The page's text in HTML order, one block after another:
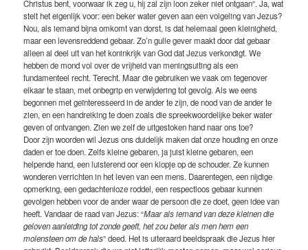
Christus bent, voorwaar ik zeg u, hij zal zijn loon zeker niet ontgaan”. Ja, wat
stelt het eigenlijk voor: een beker water geven aan een volgeling van Jezus?
Nou, als iemand bijna omkomt van dorst, is dat helemaal geen kleinigheid,
maar een levensreddend gebaar. Zo’n gulle gever maakt door dat gebaar
alleen al deel uit van het koninkrijk van God dat Jezus verkondigt. We
hebben de mond vol over de vrijheid van meningsuiting als een
fundamenteel recht. Terecht. Maar die gebruiken we vaak om tegenover
elkaar te staan, met onbegrip en verwijdering tot gevolg. Als we eens
begonnen met geïnteresseerd in de ander te zijn, de nood van de ander te
zien, en een handreiking te doen zoals die spreekwoordelijke beker water
geven of ontvangen. Zien we zelf de uitgestoken hand naar ons toe?
Door zijn woorden wil Jezus ons duidelijk maken dat onze houding en onze
daden er toe doen. Zelfs kleine gebaren, ja juist kleine gebaren, een
helpende hand, een luisterend oor een klopje op de schouder. Ze kunnen
wonderen verrichten in het leven van een mens. Daarentegen, een nijdige
opmerking, een gedachtenloze roddel, een respectloos gebaar kunnen
gevolgen hebben voor de ander waar de persoon die ze doet, geen idee van
heeft. Vandaar de raad van Jezus: “Maar als iemand van deze kleinen die
geloven aanleiding tot zonde geeft, het zou beter als men hem een
molensteen om de hals” deed. Het is uiteraard beeldspraak die Jezus hier